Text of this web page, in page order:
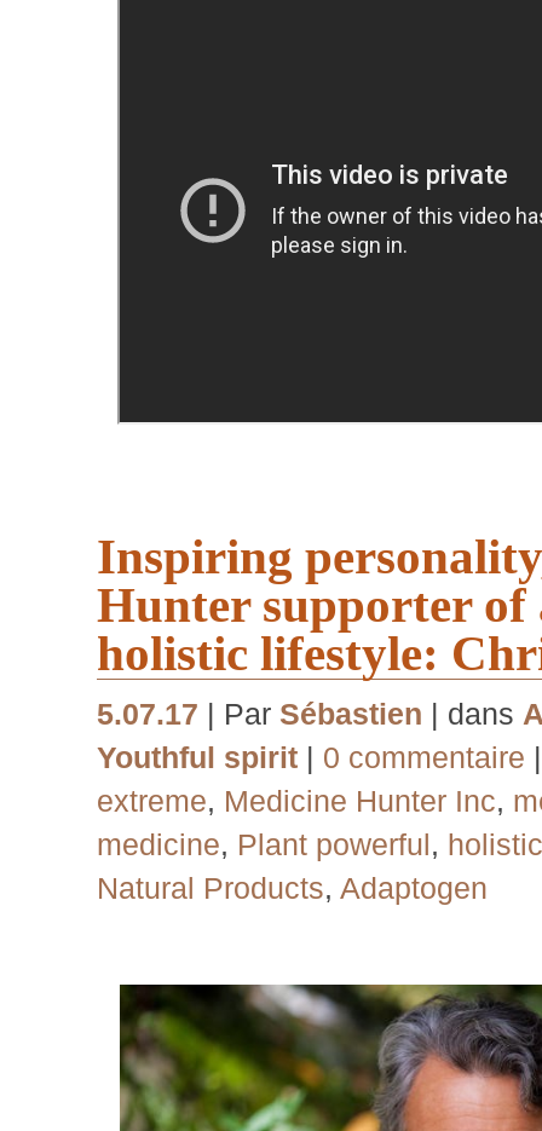
Inspiring
Hunter supporter of
holistic lifestyle:
5.07.17 | Par Sébastien | dans
Youthful spirit | 0 commentaire
extreme, Medicine Hunter Inc,
medicine, Plant powerful,
Natural Products, Adaptogen